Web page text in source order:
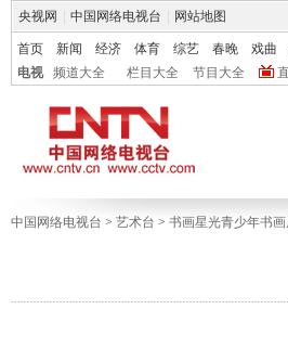
央视网 中国网络电视台 网站地图
首页 新闻 经济 体育 综艺 春晚 戏曲
电视
频道大全 栏目大全 节目大全
中国网络电视台 > 艺术台 > 书画星光青少年书